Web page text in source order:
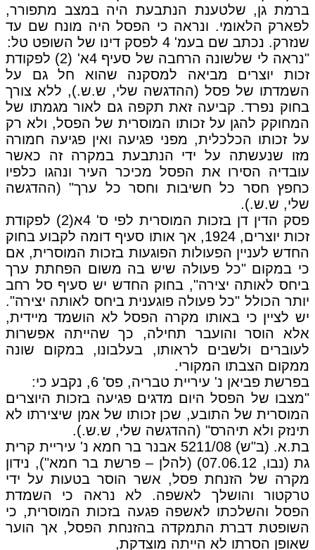
ברמת גן, שלטענת הנתבעת היה במצב מתפורר,
לפארק הלאומי. ונראה כי הפסל היה מונח שם עד
שנזרק. נכתב שם בעמ' 4 לפסק דינו של השופט טל:
"נראה לי שלשונה הרחבה של סעיף 4א' (2) לפקודת
זכות יוצרים מביאה למסקנה שהוא חל גם על
השמדתו של פסל (ההדגשה שלי, ש.ש.), ללא צורך
בחוק נפרד. קביעה זאת תקפה גם לאור מגמתו של
המחוקק להגן על זכותו המוסרית של הפסל, ולא רק
על זכותו הכלכלית, מפני פגיעה ואין פגיעה חמורה
מזו שנעשתה על ידי הנתבעת במקרה זה כאשר
עובדיה הסירו את הפסל מכיכר העיר ונהגו כלפיו
כחפץ חסר כל חשיבות וחסר כל ערך" (ההדגשה
שלי, ש.ש.).
פסק הדין דן בזכות המוסרית לפי ס' 4א(2) לפקודת
זכות יוצרים, 1924, אך אותו סעיף דומה לקבוע בחוק
החדש לעניין הפעולות הפוגעות בזכות המוסרית, אם
כי במקום "כל פעולה שיש בה משום הפחתת ערך
ביחס לאותה יצירה", בחוק החדש יש סעיף סל רחב
יותר הכולל "כל פעולה פוגענית ביחס לאותה יצירה".
יש לציין כי באותו מקרה הפסל לא הושמד מיידית,
אלא הוסר והועבר תחילה, כך שהייתה אפשרות
לעוברים ולשבים לראותו, בעלבונו, במקום שונה
ממקום הצבתו המקורי.
בפרשת פביאן נ' עיריית טבריה, פס' 6, נקבע כי:
"מצבו של הפסל היום מדגים פגיעה בזכות היוצרים
המוסרית של התובע, שכן זכותו של אמן שיצירתו לא
תינזק ולא תיהרס" (ההדגשה שלי, ש.ש.).
בת.א. (ב"ש) 5211/08 אבנר בר חמא נ' עיריית קרית
גת (נבו, 07.06.12) (להלן – פרשת בר חמא"), נידון
מקרה של הזנחת פסל, אשר הוסר בטעות על ידי
טרקטור והושלך לאשפה. לא נראה כי השמדת
הפסל והשלכתו לאשפה פגעה בזכות המוסרית, כי
השופטת דברת התמקדה בהזנחת הפסל, אך הוער
שאופן הסרתו לא הייתה מוצדקת,